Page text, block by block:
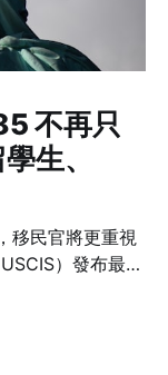
不再只
生、
移民官將更重視
）發布最新
of